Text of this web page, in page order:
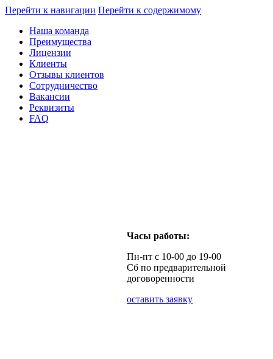
Перейти к навигации Перейти к содержимому
Наша команда
Преимущества
Лицензии
Клиенты
Отзывы клиентов
Сотрудничество
Вакансии
Реквизиты
FAQ
Часы работы:
Пн-пт с 10-00 до 19-00
Сб по предварительной
договоренности
оставить заявку